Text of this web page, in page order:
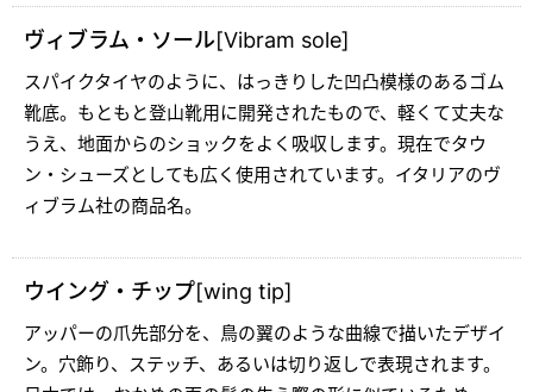
ヴィブラム・ソール[Vibram sole]
スパイクタイヤのように、はっきりした凹凸模様のあるゴム
靴底。もともと登山靴用に開発されたもので、軽くて丈夫な
うえ、地面からのショックをよく吸収します。現在でタウ
ン・シューズとしても広く使用されています。イタリアのヴ
ィブラム社の商品名。
ウイング・チップ[wing tip]
アッパーの爪先部分を、鳥の翼のような曲線で描いたデザイ
ン。穴飾り、ステッチ、あるいは切り返しで表現されます。